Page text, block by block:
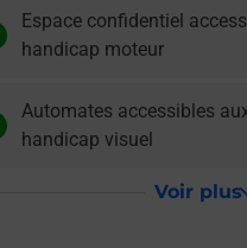
Espace confidentiel
handicap moteur
Automates accessibles
handicap visuel
Voir plus